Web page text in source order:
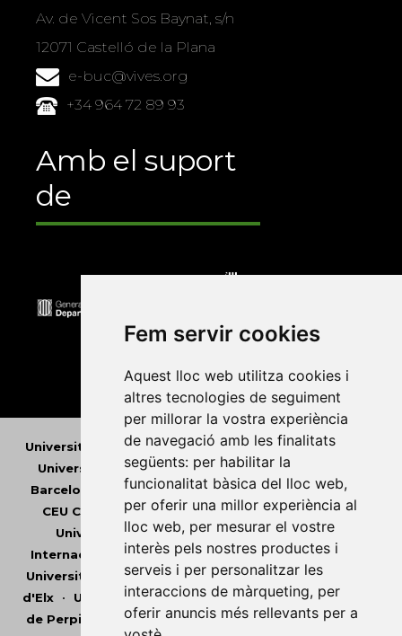
Fem servir cookies
Aquest lloc web utilitza cookies i
altres tecnologies de seguiment
per millorar la vostra experiència
de navegació amb les finalitats
següents: per habilitar la
funcionalitat bàsica del lloc web,
per oferir una millor experiència al
lloc web, per mesurar el vostre
interès pels nostres productes i
serveis i per personalitzar les
interaccions de màrqueting, per
oferir anuncis més rellevants per a
Av. de Vicent Sos Baynat, s/n
12071 Castelló de la Plana
e-buc@vives.org
+34 964 72 89 93
Amb el suport
de
Universitat Abat Oliba CEU•Universitat d'Alacant
Universitat d'Andorra•Universitat Autònoma de
Barcelona
Universitat de Barcelona•Universitat
CEU Cardenal Herrera•Universitat de Girona •
Universitat de les Illes Balears• Universitat
Internacional de Catalunya•Universitat Jaume I
Universitat de Lleida• Universitat Miguel Hernández
d'Elx• Universitat Oberta de Catalunya•Universitat
de Perpinyà Via Domitia•Universitat Politècnica de